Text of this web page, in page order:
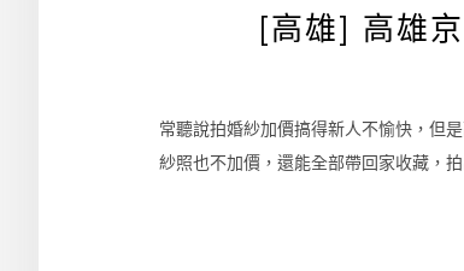
[高雄] 高雄
常聽說拍婚紗加價搞得新人不愉快，但
紗照也不加價，還能全部帶回家收藏，